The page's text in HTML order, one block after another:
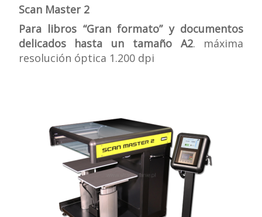
Scan Master 2
Para libros “Gran formato” y documentos
delicados hasta un tamaño A2. máxima
resolución óptica 1.200 dpi